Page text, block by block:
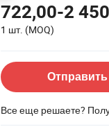
722,00-2
1 шт. (MOQ)
Все еще решаете?